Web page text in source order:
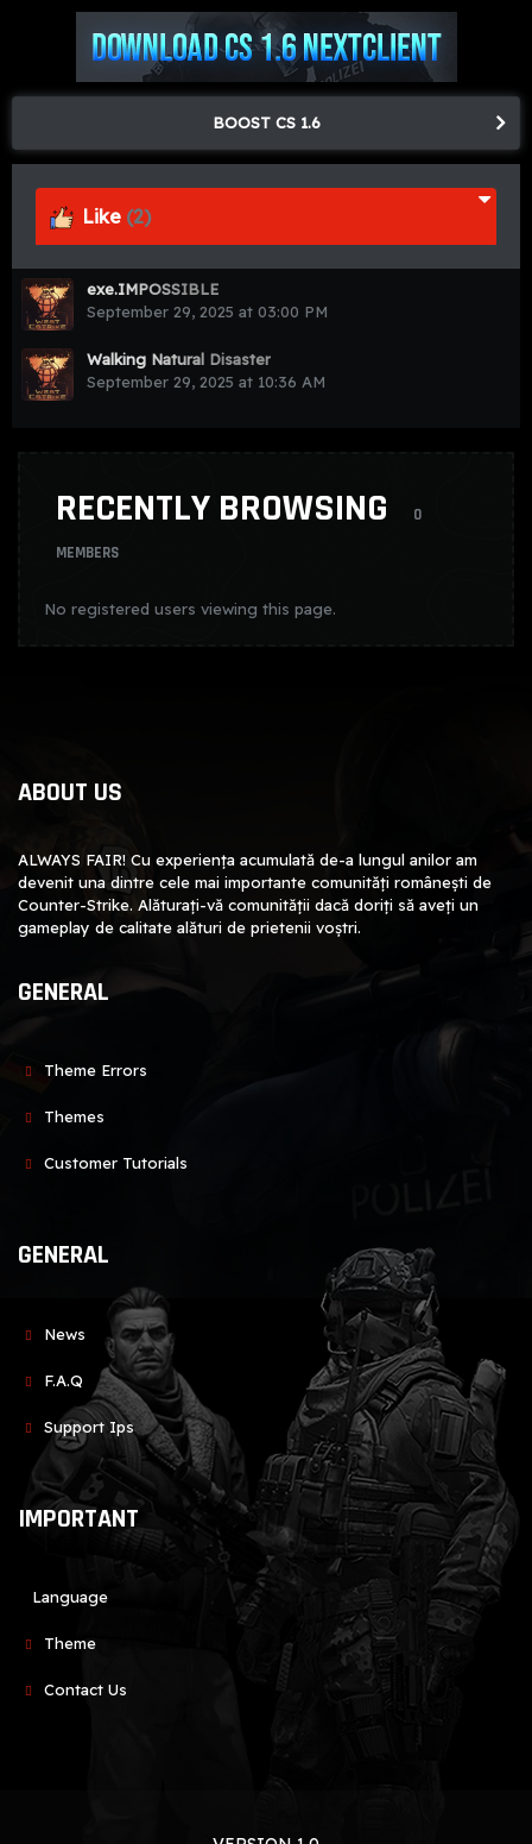
BOOST CS 1.6
Like (2)
exe.IMPOSSIBLE
September 29, 2025 at 03:00 PM
Walking Natural Disaster
September 29, 2025 at 10:36 AM
RECENTLY BROWSING
0
MEMBERS
No registered users viewing this page.
ABOUT US
ALWAYS FAIR! Cu experiența acumulată de-a lungul anilor am
devenit una dintre cele mai importante comunități românești de
Counter-Strike. Alăturați-vă comunității dacă doriți să aveți un
gameplay de calitate alături de prietenii voștri.
GENERAL
Theme Errors
Themes
Customer Tutorials
GENERAL
News
F.A.Q
Support Ips
IMPORTANT
Language
Theme
Contact Us